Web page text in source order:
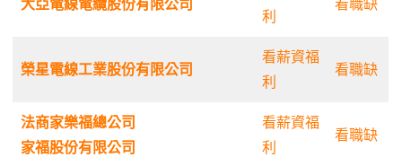
大亞電線電纜股份有限公司
利
看職缺
榮星電線工業股份有限公司
看薪資福
利
看職缺
法商家樂福總公司
家福股份有限公司
看薪資福
利
看職缺